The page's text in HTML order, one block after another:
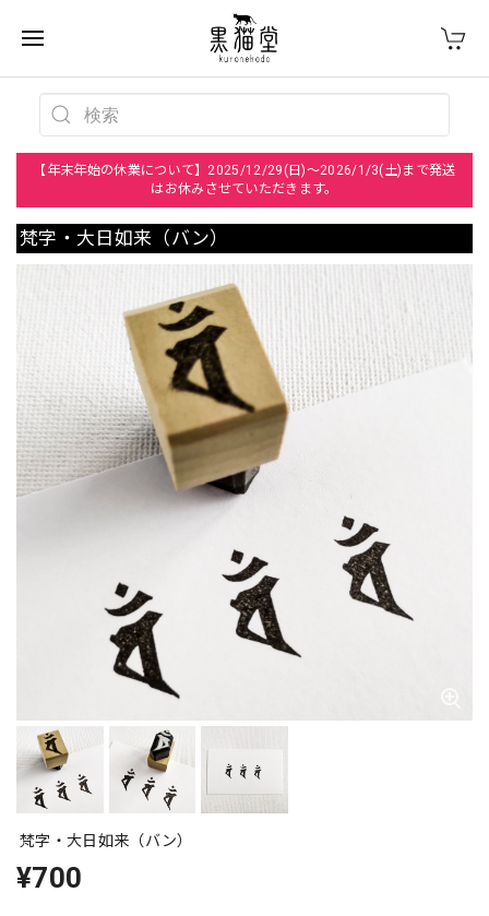
【年末年始の休業について】2025/12/29(日)～2026/1/3(土)まで発送
はお休みさせていただきます。
梵字・大日如来（バン）
梵字・大日如来（バン）
¥700